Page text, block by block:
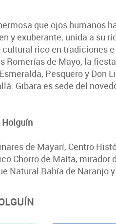
que ojos humanos
y exuberante, unida a su
cultural rico en tradiciones
Romerías de Mayo, la
Pesquero y Don
Gibara es sede del
de Mayarí, Centro
Chorro de Maíta, mirador
Natural Bahía de Naranjo